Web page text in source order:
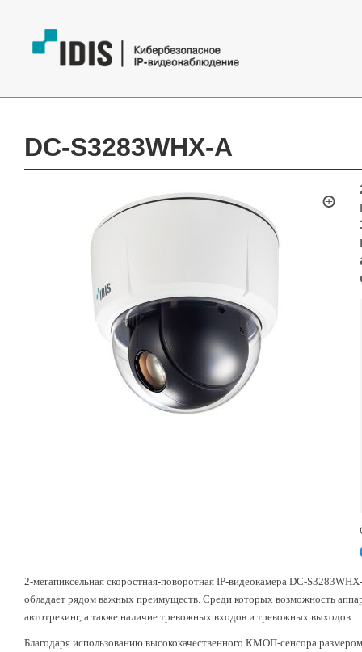
DC-S3283WHX-A
2-мегапиксельная скоростная-поворотная IP-видеокамера DC-
обладает рядом важных преимуществ. Среди которых возможность
автотрекинг, а также наличие тревожных входов и тревожных выходов.
Благодаря использованию высококачественного КМОП-сенсора